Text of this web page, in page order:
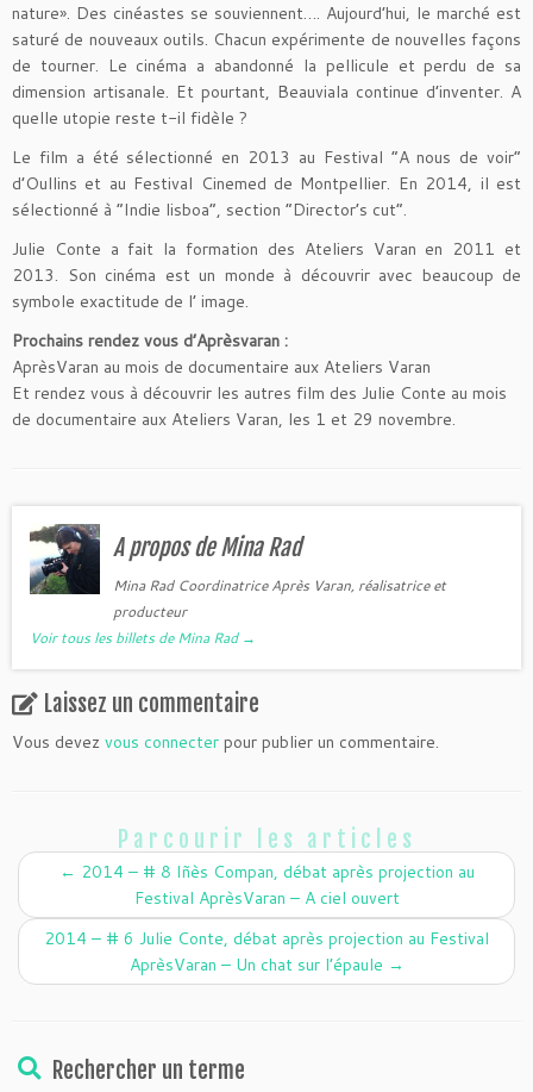
nature». Des cinéastes se souviennent…. Aujourd’hui, le marché est
saturé de nouveaux outils. Chacun expérimente de nouvelles façons
de tourner. Le cinéma a abandonné la pellicule et perdu de sa
dimension artisanale. Et pourtant, Beauviala continue d’inventer. A
quelle utopie reste t-il fidèle ?
Le film a été sélectionné en 2013 au Festival “A nous de voir”
d’Oullins et au Festival Cinemed de Montpellier. En 2014, il est
sélectionné à “Indie lisboa”, section “Director’s cut”.
Julie Conte a fait la formation des Ateliers Varan en 2011 et
2013. Son cinéma est un monde à découvrir avec beaucoup de
symbole exactitude de l’ image.
Prochains rendez vous d’Aprèsvaran :
AprèsVaran au mois de documentaire aux Ateliers Varan
Et rendez vous à découvrir les autres film des Julie Conte au mois
de documentaire aux Ateliers Varan, les 1 et 29 novembre.
A propos de Mina Rad
Mina Rad Coordinatrice Après Varan, réalisatrice et
producteur
Voir tous les billets de Mina Rad →
Laissez un commentaire
Vous devez vous connecter pour publier un commentaire.
Parcourir les articles
← 2014 – # 8 Iñès Compan, débat après projection au
Festival AprèsVaran – A ciel ouvert
2014 – # 6 Julie Conte, débat après projection au Festival
AprèsVaran – Un chat sur l’épaule →
Rechercher un terme